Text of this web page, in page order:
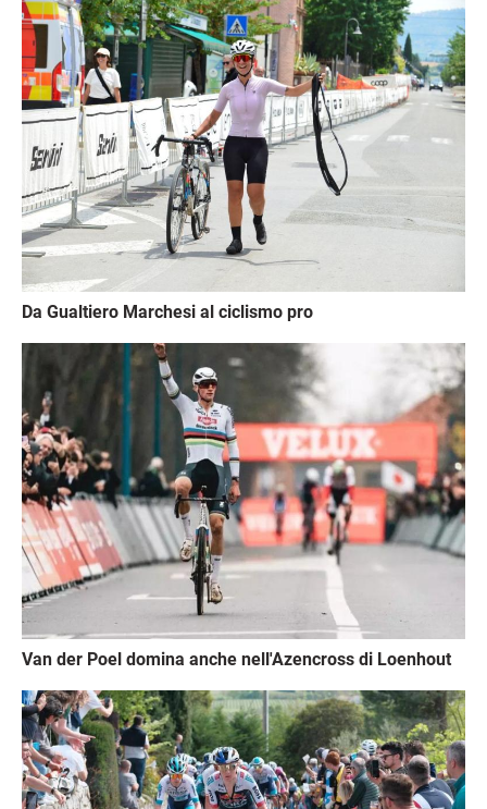
Immagine
Da Gualtiero Marchesi al ciclismo pro
Van der Poel domina anche nell'Azencross di Loenhout
Immagine